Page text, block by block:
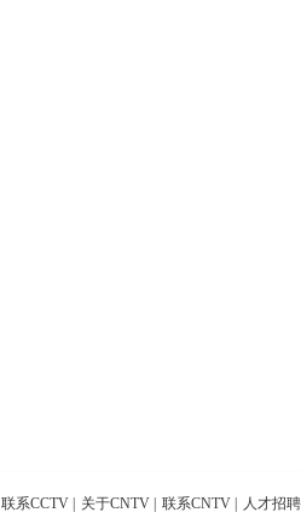
联系CCTV 关于CNTV 联系CNTV 人才招聘